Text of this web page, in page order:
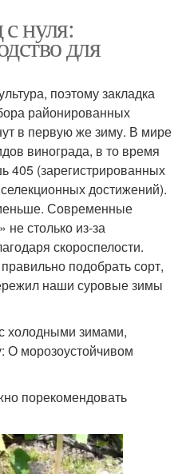
нуля:
для
поэтому закладка
районированных
в первую же зиму. В мире
винограда, в то время
405 (зарегистрированных
достижений).
Современные
столько из-за
скороспелости.
подобрать сорт,
наши суровые зимы
холодными зимами,
О морозоустойчивом
порекомендовать